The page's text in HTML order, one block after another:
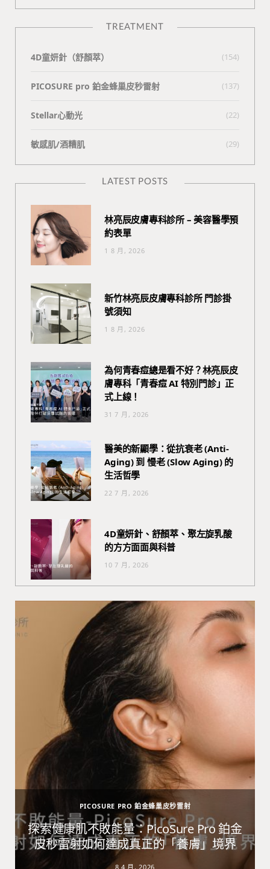
TREATMENT
4D童妍針（舒顏萃） (154)
PICOSURE pro 鉑金蜂巢皮秒雷射 (137)
Stellar心動光 (22)
敏感肌/酒糟肌 (29)
LATEST POSTS
林亮辰皮膚專科診所 – 美容醫學預
約表單
1 8 月, 2026
新竹林亮辰皮膚專科診所 門診掛
號須知
1 8 月, 2026
為何青春痘總是看不好？林亮辰皮
膚專科「青春痘 AI 特別門診」正
式上線！
31 7 月, 2026
醫美的新顯學：從抗衰老 (Anti-
Aging) 到 慢老 (Slow Aging) 的
生活哲學
22 7 月, 2026
4D童妍針、舒顏萃、聚左旋乳酸
的方方面面與科普
10 7 月, 2026
PICOSURE PRO 鉑金蜂巢皮秒雷射
探索健康肌不敗能量：PicoSure Pro 鉑金
皮秒雷射如何達成真正的「養膚」境界
8 4 月, 2026